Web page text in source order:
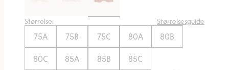
Størrelse: Størrelsesguide
75A 75B 75C 80A 80B
80C 85A 85B 85C